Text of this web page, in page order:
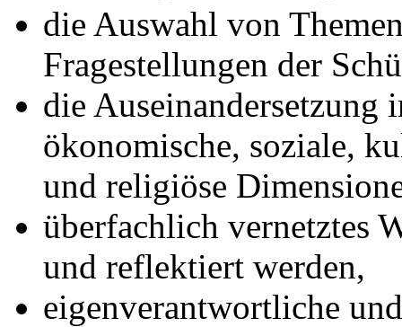
die Auswahl von
Fragestellungen der
die
ökonomische, soziale,
und religiöse
überfachlich vernetztes
und reflektiert werden,
eigenverantwortliche